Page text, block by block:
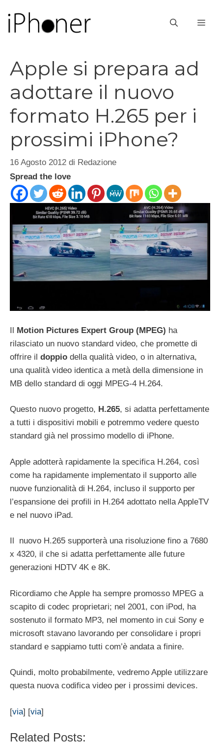
contenuto
Apple si prepara ad
adottare il nuovo
formato H.265 per i
prossimi iPhone?
16 Agosto 2012 di Redazione
Spread the love
Il Motion Pictures Expert Group (MPEG) ha
rilasciato un nuovo standard video, che promette di
offrire il doppio della qualità video, o in alternativa,
una qualità video identica a metà della dimensione in
MB dello standard di oggi MPEG-4 H.264.
Questo nuovo progetto, H.265, si adatta perfettamente
a tutti i dispositivi mobili e potremmo vedere questo
standard già nel prossimo modello di iPhone.
Apple adotterà rapidamente la specifica H.264, così
come ha rapidamente implementato il supporto alle
nuove funzionalità di H.264, incluso il supporto per
l’espansione dei profili in H.264 adottato nella AppleTV
e nel nuovo iPad.
Il nuovo H.265 supporterà una risoluzione fino a 7680
x 4320, il che si adatta perfettamente alle future
generazioni HDTV 4K e 8K.
Ricordiamo che Apple ha sempre promosso MPEG a
scapito di codec proprietari; nel 2001, con iPod, ha
sostenuto il formato MP3, nel momento in cui Sony e
microsoft stavano lavorando per consolidare i propri
standard e sappiamo tutti com’è andata a finire.
Quindi, molto probabilmente, vedremo Apple utilizzare
questa nuova codifica video per i prossimi devices.
[via] [via]
Related Posts: